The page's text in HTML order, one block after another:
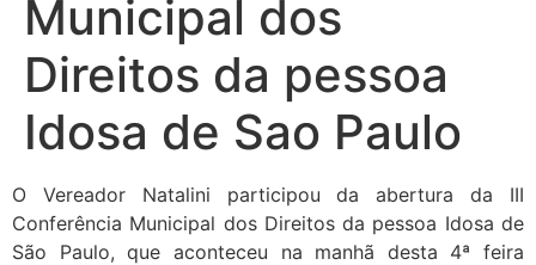
Municipal dos
Direitos da pessoa
Idosa de Sao Paulo
O Vereador Natalini participou da abertura da III
Conferência Municipal dos Direitos da pessoa Idosa de
São Paulo, que aconteceu na manhã desta 4ª feira